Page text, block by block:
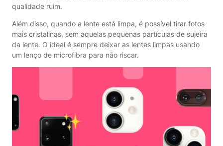
qualidade ruim.
Além disso, quando a lente está limpa, é possível tirar fotos
mais cristalinas, sem aquelas pequenas partículas de sujeira
da lente. O ideal é sempre deixar as lentes limpas usando
um lenço de microfibra para não riscar.